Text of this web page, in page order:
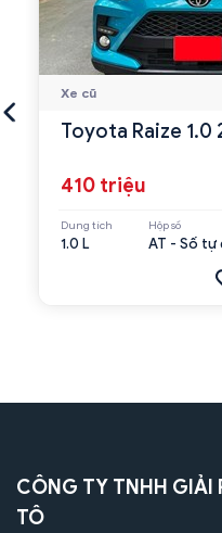
Xe cũ
Toyota Raize 1.0
410 triệu
Dung tích
1.0 L
Hộp số
AT - Số tự
CÔNG TY TNHH GIẢI
TÔ